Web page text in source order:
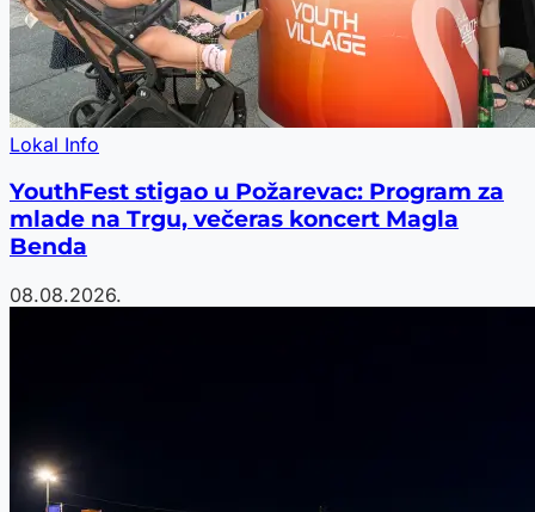
Lokal Info
YouthFest stigao u Požarevac: Program za
mlade na Trgu, večeras koncert Magla
Benda
08.08.2026.